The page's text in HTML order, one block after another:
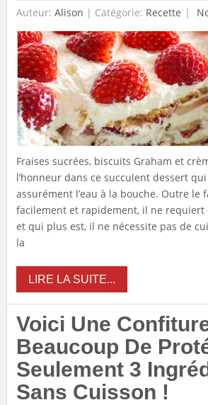
Auteur: Alison | Catégorie: Recette
Fraises sucrées, biscuits Graham et
l’honneur dans ce succulent dessert
assurément l’eau à la bouche. Outre le
facilement et rapidement, il ne requiert
et qui plus est, il ne nécessite pas de
la
LIRE LA SUITE...
Voici Une
Beaucoup De
Seulement 3
Sans Cuisson !